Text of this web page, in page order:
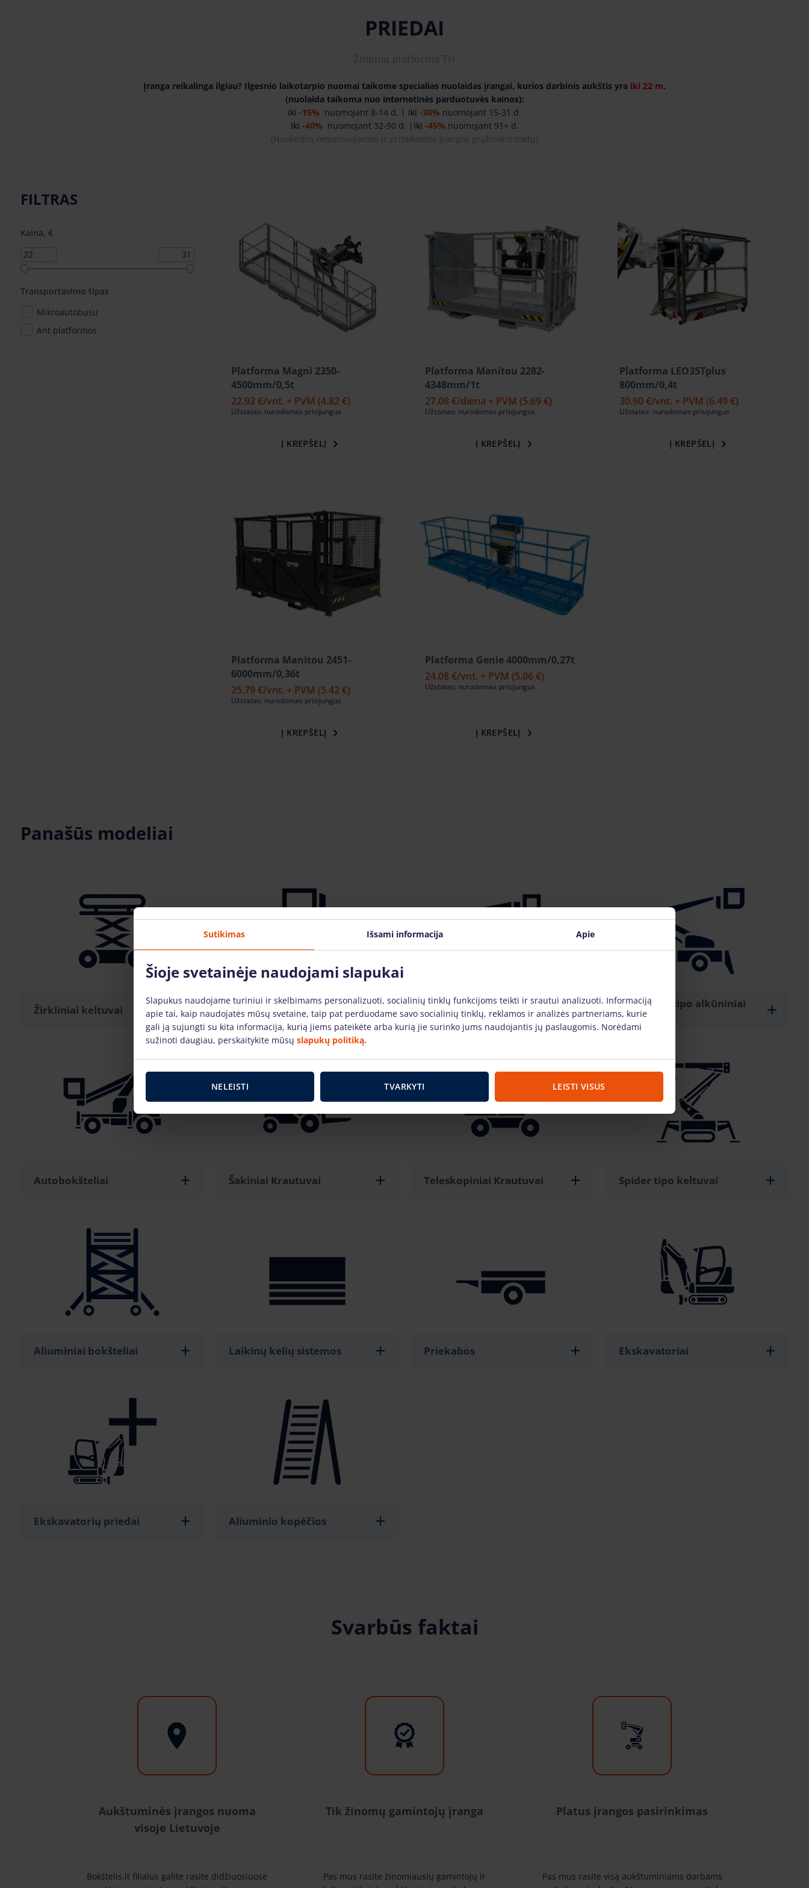
PRIEDAI
Žmonių platforma TH
Įranga reikalinga ilgiau? Ilgesnio laikotarpio nuomai taikome specialias nuolaidas įrangai, kurios darbinis aukštis yra iki 22 m.
(nuolaida taikoma nuo internetinės parduotuvės kainos):
Iki -15% nuomojant 8-14 d. | Iki -30% nuomojant 15-31 d.
Iki -40% nuomojant 32-90 d. | Iki -45% nuomojant 91+ d.
( Nuolaidos nesumuojamos ir pritaikomos įrangos grąžinimo metu)
FILTRAS
Kaina, €
Transportavimo tipas
Mikroautobusu
Ant platformos
Platforma Magni 2350-
4500mm/0,5t
22.93 €/vnt. + PVM (4.82 €)
Užstatas: nurodomas prisijungus
Į KREPŠELĮ
Platforma Manitou 2282-
4348mm/1t
27.08 €/diena + PVM (5.69 €)
Užstatas: nurodomas prisijungus
Į KREPŠELĮ
Platforma LEO35Tplus
800mm/0,4t
30.90 €/vnt. + PVM (6.49 €)
Užstatas: nurodomas prisijungus
Į KREPŠELĮ
Platforma Manitou 2451-
6000mm/0,36t
25.79 €/vnt. + PVM (5.42 €)
Užstatas: nurodomas prisijungus
Į KREPŠELĮ
Platforma Genie 4000mm/0,27t
24.08 €/vnt. + PVM (5.06 €)
Užstatas: nurodomas prisijungus
Į KREPŠELĮ
Panašūs modeliai
Žirkliniai keltuvai Stiebiniai keltuvai Alkūniniai keltuvai
Priekabos tipo alkūniniai
keltuvai
Autobokšteliai Šakiniai Krautuvai Teleskopiniai Krautuvai Spider tipo keltuvai
Aliuminiai bokšteliai Laikinų kelių sistemos Priekabos Ekskavatoriai
Ekskavatorių priedai Aliuminio kopėčios
Svarbūs faktai
Aukštuminės įrangos nuoma
visoje Lietuvoje
Bokštelis.lt filialus galite rasite didžiuosiuose
Tik žinomų gamintojų įranga
Pas mus rasite žinomiausių gamintojų ir
Platus įrangos pasirinkimas
Pas mus rasite visą aukštuminiams darbams
Sutikimas Išsami informacija Apie
Šioje svetainėje naudojami slapukai
Slapukus naudojame turiniui ir skelbimams personalizuoti, socialinių tinklų funkcijoms teikti ir srautui analizuoti. Informaciją
apie tai, kaip naudojatės mūsų svetaine, taip pat perduodame savo socialinių tinklų, reklamos ir analizės partneriams, kurie
gali ją sujungti su kita informacija, kurią jiems pateikėte arba kurią jie surinko jums naudojantis jų paslaugomis. Norėdami
sužinoti daugiau, perskaitykite mūsų slapukų politiką.
NELEISTI TVARKYTI LEISTI VISUS